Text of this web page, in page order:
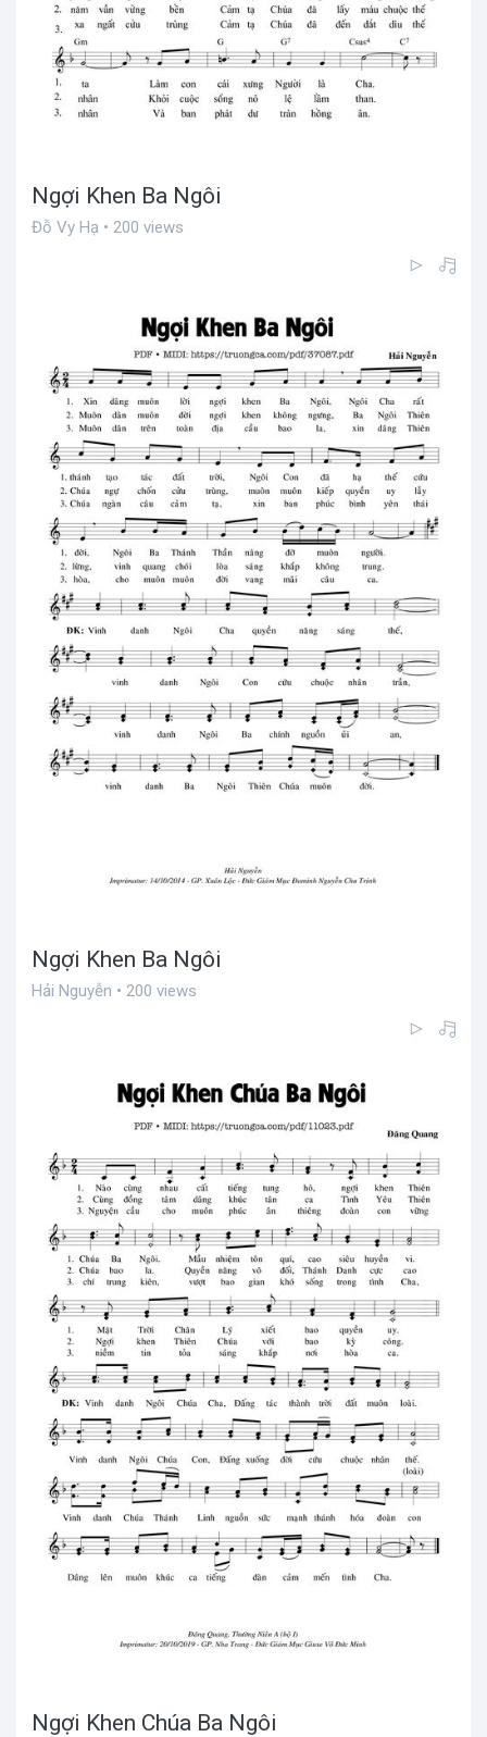
Ngợi Khen Ba Ngôi
Đỗ Vy Hạ • 200 views
Ngợi Khen Ba Ngôi
Hải Nguyễn • 200 views
Ngợi Khen Chúa Ba Ngôi